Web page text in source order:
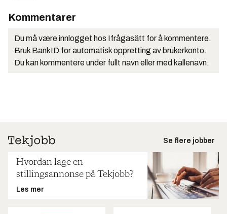
Kommentarer
Du må være innlogget hos Ifrågasätt for å kommentere.
Bruk BankID for automatisk oppretting av brukerkonto.
Du kan kommentere under fullt navn eller med kallenavn.
Se flere jobber
Hvordan lage en
stillingsannonse på Tekjobb?
Les mer